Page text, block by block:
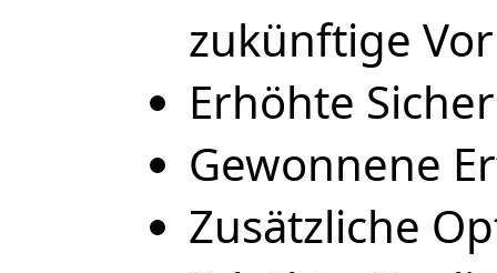
zukünftige
Erhöhte
Gewonnene
Zusätzliche